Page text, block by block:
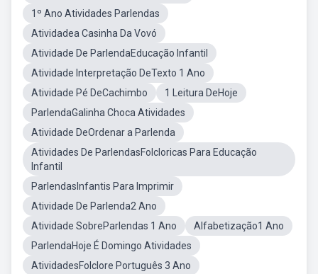
1º Ano Atividades Parlendas
Atividadea Casinha Da Vovó
Atividade De ParlendaEducação Infantil
Atividade Interpretação DeTexto 1 Ano
Atividade Pé DeCachimbo
1 Leitura DeHoje
ParlendaGalinha Choca Atividades
Atividade DeOrdenar a Parlenda
Atividades De ParlendasFolcloricas Para Educação
Infantil
ParlendasInfantis Para Imprimir
Atividade De Parlenda2 Ano
Atividade SobreParlendas 1 Ano
Alfabetização1 Ano
ParlendaHoje É Domingo Atividades
AtividadesFolclore Português 3 Ano